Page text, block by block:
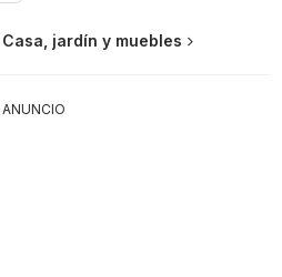
jardín y muebles
ANUNCIO